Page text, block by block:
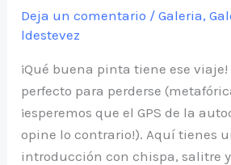
Deja un comentario /Galeria,
ldestevez
¡Qué buena pinta tiene ese
perfecto para perderse
¡esperemos que el GPS de la
opine lo contrario!). Aquí tienes
introducción con chispa, salitre